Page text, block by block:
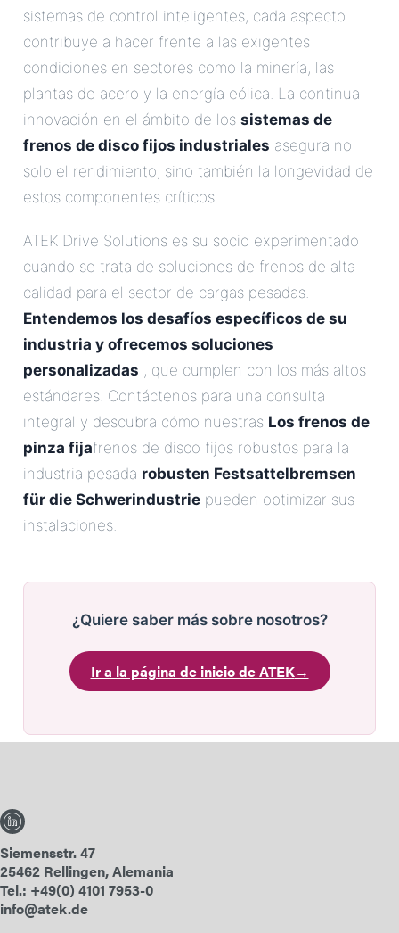
sistemas de control inteligentes, cada aspecto
contribuye a hacer frente a las exigentes
condiciones en sectores como la minería, las
plantas de acero y la energía eólica. La continua
innovación en el ámbito de los sistemas de
frenos de disco fijos industriales asegura no
solo el rendimiento, sino también la longevidad de
estos componentes críticos.
ATEK Drive Solutions es su socio experimentado
cuando se trata de soluciones de frenos de alta
calidad para el sector de cargas pesadas.
Entendemos los desafíos específicos de su
industria y ofrecemos soluciones
personalizadas , que cumplen con los más altos
estándares. Contáctenos para una consulta
integral y descubra cómo nuestras Los frenos de
pinza fijafrenos de disco fijos robustos para la
industria pesada robusten Festsattelbremsen
für die Schwerindustrie pueden optimizar sus
instalaciones.
¿Quiere saber más sobre nosotros?
Ir a la página de inicio de ATEK→
Siemensstr. 47
25462 Rellingen, Alemania
Tel.: +49(0) 4101 7953-0
info@atek.de